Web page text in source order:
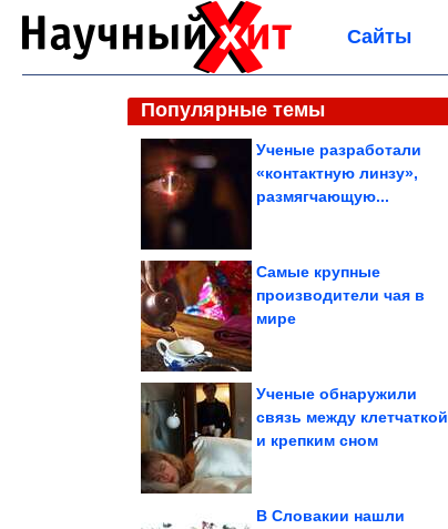
Сайты
Популярные темы
Ученые разработали
«контактную линзу»,
размягчающую...
Самые крупные
производители чая в
мире
Ученые обнаружили
связь между клетчаткой
и крепким сном
В Словакии нашли